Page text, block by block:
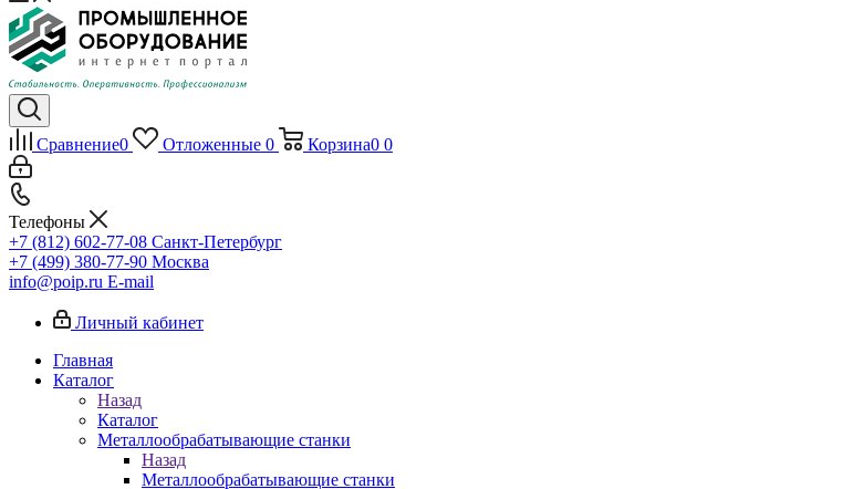
Сравнение0 Отложенные 0 Корзина0 0
Телефоны
+7 (812) 602-77-08 Санкт-Петербург
+7 (499) 380-77-90 Москва
info@poip.ru E-mail
Личный кабинет
Главная
Каталог
Назад
Каталог
Металлообрабатывающие станки
Назад
Металлообрабатывающие станки